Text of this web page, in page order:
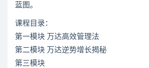
蓝图。
课程目录：
第一模块 万达高效管理法
第二模块 万达逆势增长揭秘
第三模块